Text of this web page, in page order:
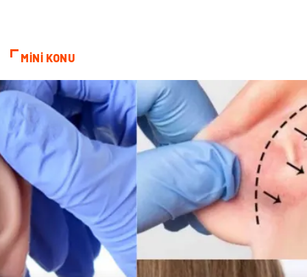
Tarım & Hayvancılık Cam
Şile bezi Restaurant
MİNİ KONU